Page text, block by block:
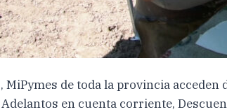
de toda la provincia
en cuenta corriente,